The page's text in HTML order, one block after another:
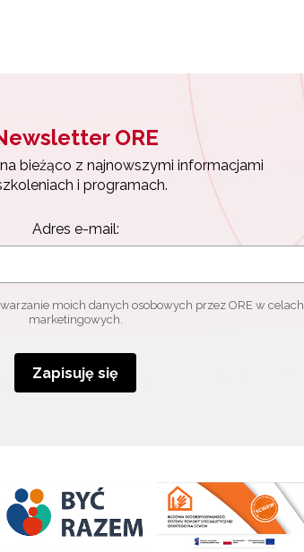
ORE
bieżąco z najnowszymi informacjami
i programach.
Adres e-mail:
moich danych osobowych przez ORE w celach
marketingowych.
Zapisuję się
moich danych osobowych przez ORE w